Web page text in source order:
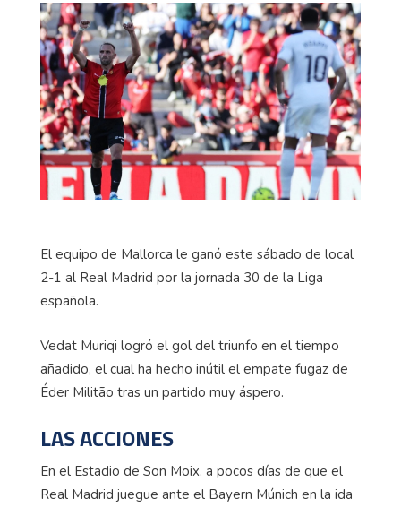
El equipo de Mallorca le ganó este sábado de local
2-1 al Real Madrid por la jornada 30 de la Liga
española.
Vedat Muriqi logró el gol del triunfo en el tiempo
añadido, el cual ha hecho inútil el empate fugaz de
Éder Militão tras un partido muy áspero.
LAS ACCIONES
En el Estadio de Son Moix, a pocos días de que el
Real Madrid juegue ante el Bayern Múnich en la ida